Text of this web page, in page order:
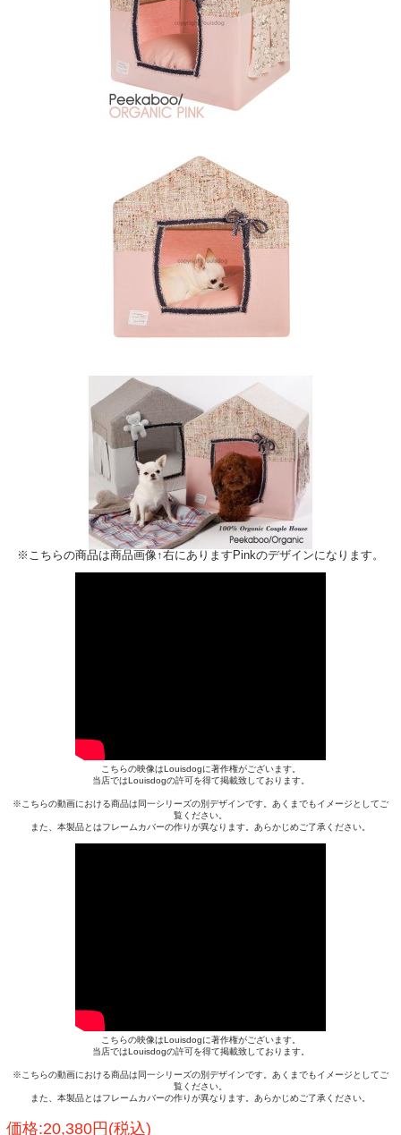
※こちらの商品は商品画像↑右にありますPinkのデザインになります。
こちらの映像はLouisdogに著作権がございます。
当店ではLouisdogの許可を得て掲載致しております。
※こちらの動画における商品は同一シリーズの別デザインです。あくまでもイメージとしてご
覧ください。
また、本製品とはフレームカバーの作りが異なります。あらかじめご了承ください。
こちらの映像はLouisdogに著作権がございます。
当店ではLouisdogの許可を得て掲載致しております。
※こちらの動画における商品は同一シリーズの別デザインです。あくまでもイメージとしてご
覧ください。
また、本製品とはフレームカバーの作りが異なります。あらかじめご了承ください。
価格:20,380円(税込)